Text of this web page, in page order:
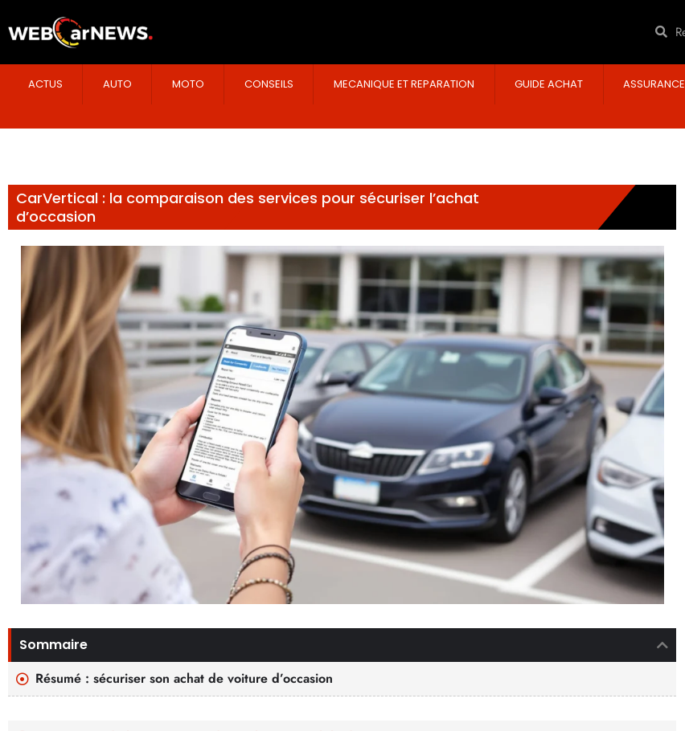
ACTUS AUTO MOTO CONSEILS MECANIQUE ET REPARATION GUIDE ACHAT ASSURANCE
CarVertical : la comparaison des services pour sécuriser l’achat
d’occasion
Sommaire
Résumé : sécuriser son achat de voiture d’occasion